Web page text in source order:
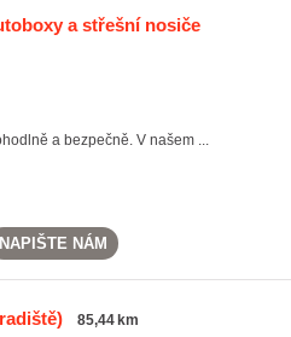
a střešní nosiče
a bezpečně. V našem ...
NAPIŠTE NÁM
85,44 km